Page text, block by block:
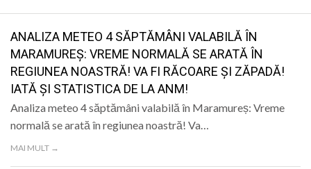
SANATATE
SPORT
SPECIAL
LIFE
ANALIZA METEO 4 SĂPTĂMÂNI VALABILĂ ÎN
MARAMUREȘ: VREME NORMALĂ SE ARATĂ ÎN
REGIUNEA NOASTRĂ! VA FI RĂCOARE ȘI ZĂPADĂ!
IATĂ ȘI STATISTICA DE LA ANM!
Analiza meteo 4 săptămâni valabilă în Maramureș: Vreme
normală se arată în regiunea noastră! Va…
MAI MULT →